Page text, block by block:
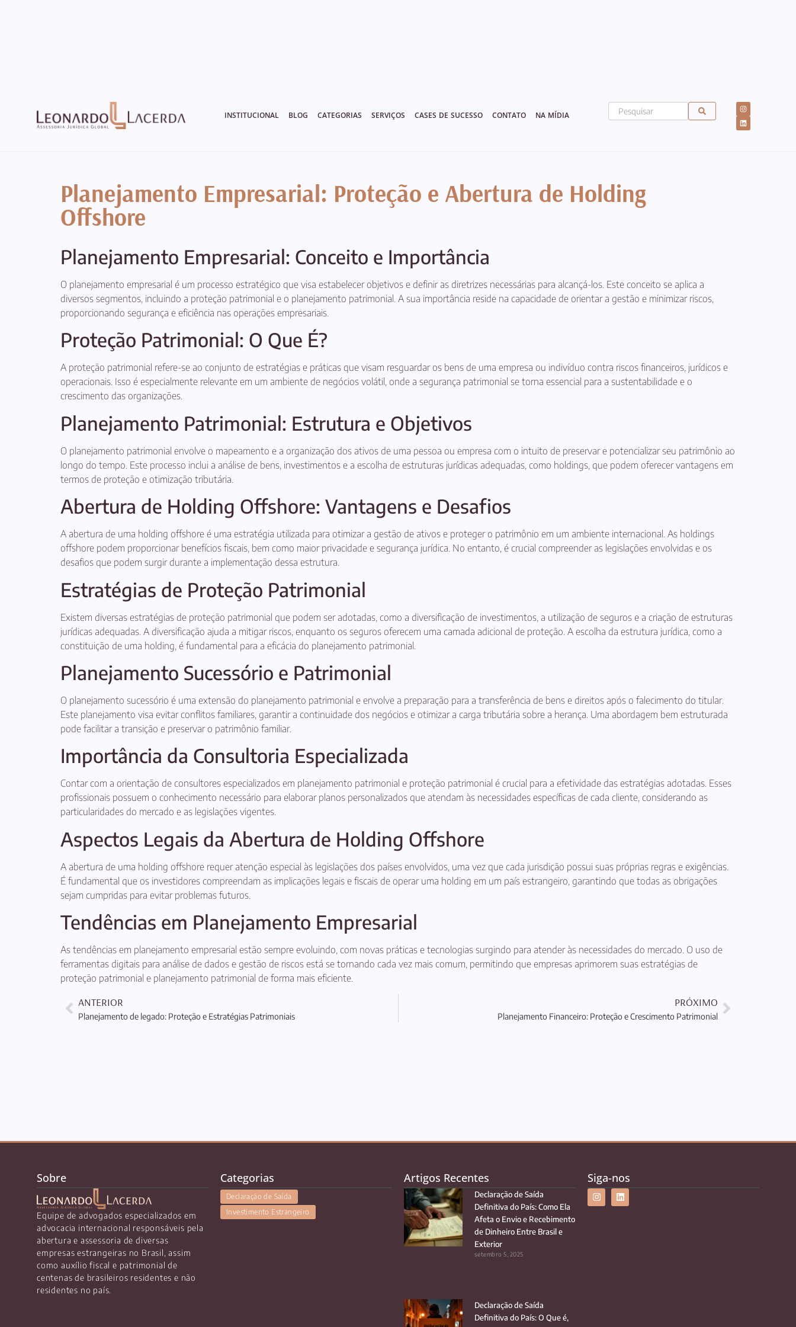
INSTITUCIONAL BLOG CATEGORIAS SERVIÇOS CASES DE SUCESSO CONTATO NA MÍDIA
Planejamento Empresarial: Proteção e Abertura de Holding
Offshore
Planejamento Empresarial: Conceito e Importância
O planejamento empresarial é um processo estratégico que visa estabelecer objetivos e definir as diretrizes necessárias para alcançá-los. Este conceito se aplica a
diversos segmentos, incluindo a proteção patrimonial e o planejamento patrimonial. A sua importância reside na capacidade de orientar a gestão e minimizar riscos,
proporcionando segurança e eficiência nas operações empresariais.
Proteção Patrimonial: O Que É?
A proteção patrimonial refere-se ao conjunto de estratégias e práticas que visam resguardar os bens de uma empresa ou indivíduo contra riscos financeiros, jurídicos e
operacionais. Isso é especialmente relevante em um ambiente de negócios volátil, onde a segurança patrimonial se torna essencial para a sustentabilidade e o
crescimento das organizações.
Planejamento Patrimonial: Estrutura e Objetivos
O planejamento patrimonial envolve o mapeamento e a organização dos ativos de uma pessoa ou empresa com o intuito de preservar e potencializar seu patrimônio ao
longo do tempo. Este processo inclui a análise de bens, investimentos e a escolha de estruturas jurídicas adequadas, como holdings, que podem oferecer vantagens em
termos de proteção e otimização tributária.
Abertura de Holding Offshore: Vantagens e Desafios
A abertura de uma holding offshore é uma estratégia utilizada para otimizar a gestão de ativos e proteger o patrimônio em um ambiente internacional. As holdings
offshore podem proporcionar benefícios fiscais, bem como maior privacidade e segurança jurídica. No entanto, é crucial compreender as legislações envolvidas e os
desafios que podem surgir durante a implementação dessa estrutura.
Estratégias de Proteção Patrimonial
Existem diversas estratégias de proteção patrimonial que podem ser adotadas, como a diversificação de investimentos, a utilização de seguros e a criação de estruturas
jurídicas adequadas. A diversificação ajuda a mitigar riscos, enquanto os seguros oferecem uma camada adicional de proteção. A escolha da estrutura jurídica, como a
constituição de uma holding, é fundamental para a eficácia do planejamento patrimonial.
Planejamento Sucessório e Patrimonial
O planejamento sucessório é uma extensão do planejamento patrimonial e envolve a preparação para a transferência de bens e direitos após o falecimento do titular.
Este planejamento visa evitar conflitos familiares, garantir a continuidade dos negócios e otimizar a carga tributária sobre a herança. Uma abordagem bem estruturada
pode facilitar a transição e preservar o patrimônio familiar.
Importância da Consultoria Especializada
Contar com a orientação de consultores especializados em planejamento patrimonial e proteção patrimonial é crucial para a efetividade das estratégias adotadas. Esses
profissionais possuem o conhecimento necessário para elaborar planos personalizados que atendam às necessidades específicas de cada cliente, considerando as
particularidades do mercado e as legislações vigentes.
Aspectos Legais da Abertura de Holding Offshore
A abertura de uma holding offshore requer atenção especial às legislações dos países envolvidos, uma vez que cada jurisdição possui suas próprias regras e exigências.
É fundamental que os investidores compreendam as implicações legais e fiscais de operar uma holding em um país estrangeiro, garantindo que todas as obrigações
sejam cumpridas para evitar problemas futuros.
Tendências em Planejamento Empresarial
As tendências em planejamento empresarial estão sempre evoluindo, com novas práticas e tecnologias surgindo para atender às necessidades do mercado. O uso de
ferramentas digitais para análise de dados e gestão de riscos está se tornando cada vez mais comum, permitindo que empresas aprimorem suas estratégias de
proteção patrimonial e planejamento patrimonial de forma mais eficiente.
ANTERIOR
Planejamento de legado: Proteção e Estratégias Patrimoniais
PRÓXIMO
Planejamento Financeiro: Proteção e Crescimento Patrimonial
Sobre
Equipe de advogados especializados em
advocacia internacional responsáveis pela
abertura e assessoria de diversas
empresas estrangeiras no Brasil, assim
como auxílio fiscal e patrimonial de
centenas de brasileiros residentes e não
residentes no país.
Categorias
Declaração de Saída
Investimento Estrangeiro
Artigos Recentes
Declaração de Saída
Definitiva do País: Como Ela
Afeta o Envio e Recebimento
de Dinheiro Entre Brasil e
Exterior
setembro 5, 2025
Declaração de Saída
Definitiva do País: O Que é,
Siga-nos